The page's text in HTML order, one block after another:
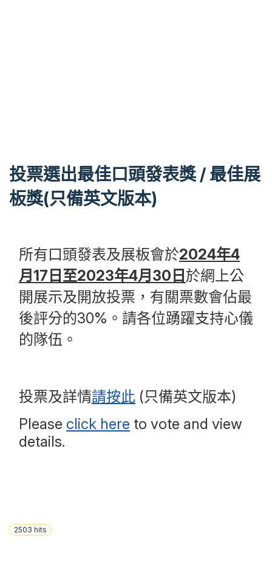
投票選出最佳口頭發表獎 / 最佳展
板獎(只備英文版本)
所有口頭發表及展板會於2024年4
月17日至2023年4月30日 於網上公
開展示及開放投票，有關票數會佔最
後評分的30%。請各位踴躍支持心儀
的隊伍。
投票及詳情請按此 (只備英文版本)
Please click here to vote and view
details.
2503 hits